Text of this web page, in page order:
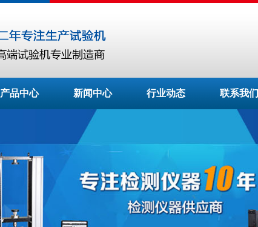
产品中心 新闻中心 行业动态 联系我们